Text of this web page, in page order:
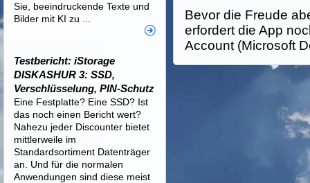
Bevor die Freude
erfordert die App
Account (Microsoft
Sie, beeindruckende Texte und
Bilder mit KI zu ...
Testbericht: iStorage
DISKASHUR 3: SSD,
Verschlüsselung, PIN-Schutz
Eine Festplatte? Eine SSD? Ist
das noch einen Bericht wert?
Nahezu jeder Discounter bietet
mittlerweile im
Standardsortiment Datenträger
an. Und für die normalen
Anwendungen sind diese meist